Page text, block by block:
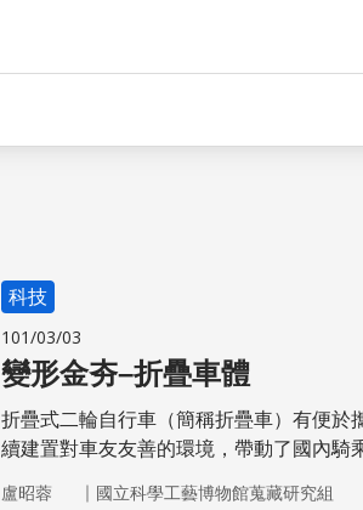
科技
101/03/03
變形金夯–折疊車體
折疊式二輪自行車（簡稱折疊車）有便於
續建置對車友友善的環境，帶動了國內騎
盧昭蓉 ｜ 國立科學工藝博物館蒐藏研究組